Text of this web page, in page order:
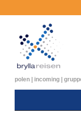
polen | incoming |